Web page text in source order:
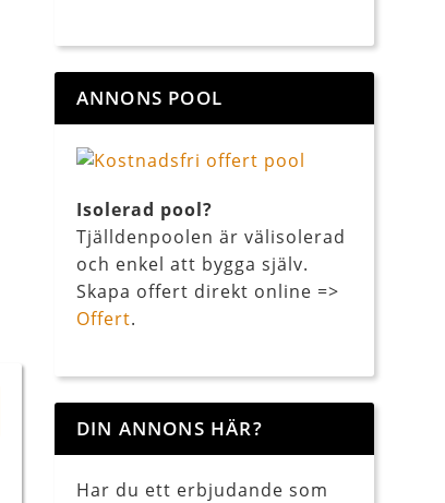
ANNONS POOL
Isolerad pool?
Tjälldenpoolen är välisolerad
och enkel att bygga själv.
Skapa offert direkt online =>
Offert.
DIN ANNONS HÄR?
Har du ett erbjudande som